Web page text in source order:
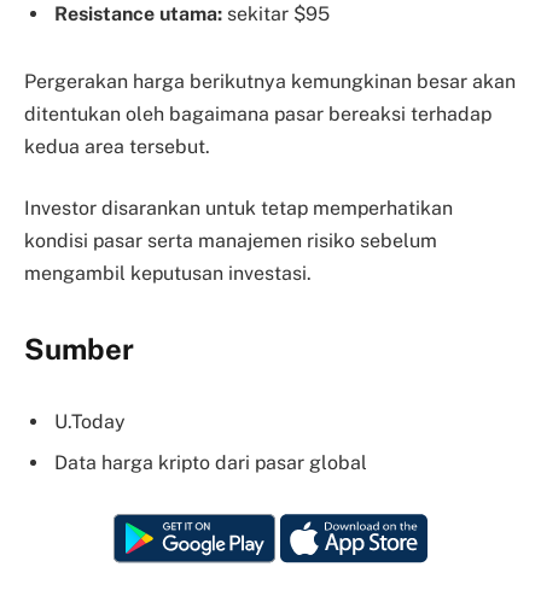
Resistance utama: sekitar $95
Pergerakan harga berikutnya kemungkinan besar akan
ditentukan oleh bagaimana pasar bereaksi terhadap
kedua area tersebut.
Investor disarankan untuk tetap memperhatikan
kondisi pasar serta manajemen risiko sebelum
mengambil keputusan investasi.
Sumber
U.Today
Data harga kripto dari pasar global